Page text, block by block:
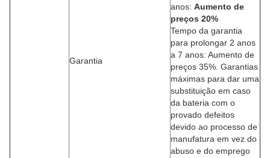
Garantia
anos: Aumento de
preços 20%
Tempo da garantia
para prolongar 2 anos
a 7 anos: Aumento de
preços 35%. Garantias
máximas para dar uma
substituição em caso
da bateria com o
provado defeitos
devido ao processo de
manufatura em vez do
abuso e do emprego